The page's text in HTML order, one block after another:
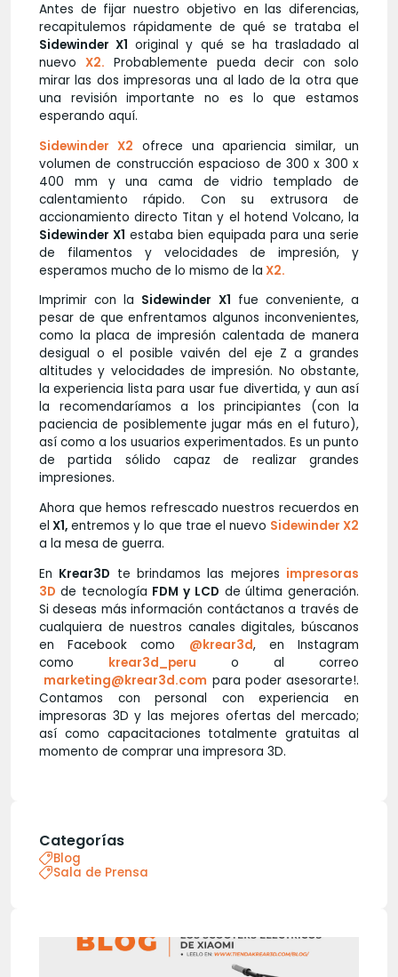
Antes de fijar nuestro objetivo en las diferencias,
recapitulemos rápidamente de qué se trataba el
Sidewinder X1 original y qué se ha trasladado al
nuevo X2. Probablemente pueda decir con solo
mirar las dos impresoras una al lado de la otra que
una revisión importante no es lo que estamos
esperando aquí.
Sidewinder X2 ofrece una apariencia similar, un
volumen de construcción espacioso de 300 x 300 x
400 mm y una cama de vidrio templado de
calentamiento rápido. Con su extrusora de
accionamiento directo Titan y el hotend Volcano, la
Sidewinder X1 estaba bien equipada para una serie
de filamentos y velocidades de impresión, y
esperamos mucho de lo mismo de la X2.
Imprimir con la Sidewinder X1 fue conveniente, a
pesar de que enfrentamos algunos inconvenientes,
como la placa de impresión calentada de manera
desigual o el posible vaivén del eje Z a grandes
altitudes y velocidades de impresión. No obstante,
la experiencia lista para usar fue divertida, y aun así
la recomendaríamos a los principiantes (con la
paciencia de posiblemente jugar más en el futuro),
así como a los usuarios experimentados. Es un punto
de partida sólido capaz de realizar grandes
impresiones.
Ahora que hemos refrescado nuestros recuerdos en
el X1, entremos y lo que trae el nuevo Sidewinder X2
a la mesa de guerra.
En Krear3D te brindamos las mejores impresoras
3D de tecnología FDM y LCD de última generación.
Si deseas más información contáctanos a través de
cualquiera de nuestros canales digitales, búscanos
en Facebook como @krear3d, en Instagram
como krear3d_peru o al correo
marketing@krear3d.com para poder asesorarte!.
Contamos con personal con experiencia en
impresoras 3D y las mejores ofertas del mercado;
así como capacitaciones totalmente gratuitas al
momento de comprar una impresora 3D.
Categorías
Blog
Sala de Prensa